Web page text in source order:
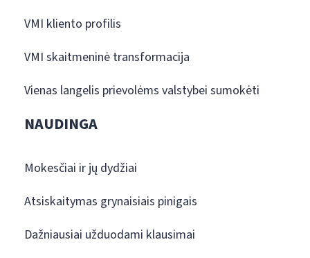
VMI kliento profilis
VMI skaitmeninė transformacija
Vienas langelis prievolėms valstybei sumokėti
NAUDINGA
Mokesčiai ir jų dydžiai
Atsiskaitymas grynaisiais pinigais
Dažniausiai užduodami klausimai